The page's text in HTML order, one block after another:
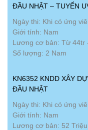
ĐẦU NHẬT – TUYỂN
Ngày thi: Khi có ứng
Giới tính: Nam
Lương cơ bản: Từ 44tr
Số lượng: 2 Nam
KN6352 KNDD XÂY
ĐẦU NHẬT
Ngày thi: Khi có ứng
Giới tính: Nam
Lương cơ bản: 52 Triệu